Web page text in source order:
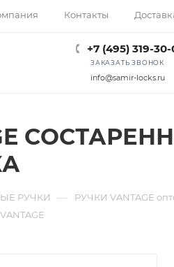
Контакты
+7 (495) 319-
ЗАКАЗАТЬ ЗВОНОК
info@samir-locks.ru
РУЧКИ — РУЧКИ VANTAGE